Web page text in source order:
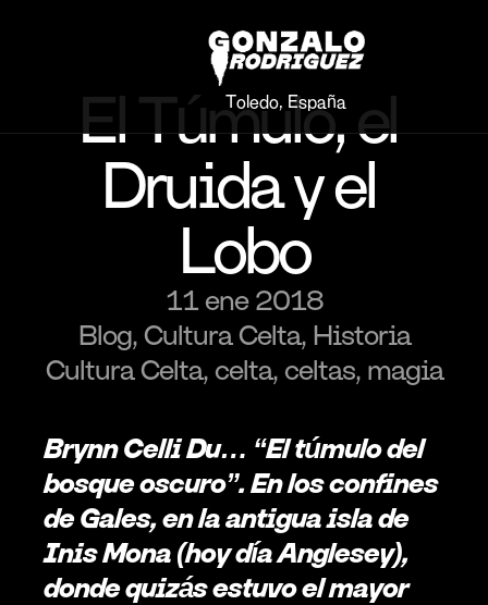
Toledo, España
El Túmulo, el
Druida y el
Lobo
11 ene 2018
Blog, Cultura Celta, Historia
Cultura Celta, celta, celtas, magia
Brynn Celli Du… “El túmulo del
bosque oscuro”. En los confines
de Gales, en la antigua isla de
Inis Mona (hoy día Anglesey),
donde quizás estuvo el mayor